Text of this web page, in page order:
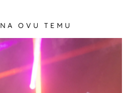
NA OVU TEMU